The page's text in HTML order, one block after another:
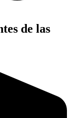
de las